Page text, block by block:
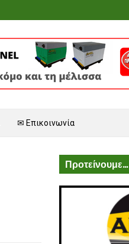
✉ Επικοινωνία
Προτείνουμε...